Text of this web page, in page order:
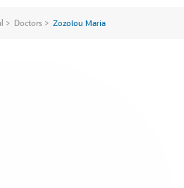
Doctors Zozolou Maria